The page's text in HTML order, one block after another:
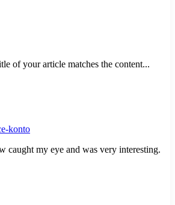
of your article matches the content...
konto
caught my eye and was very interesting.